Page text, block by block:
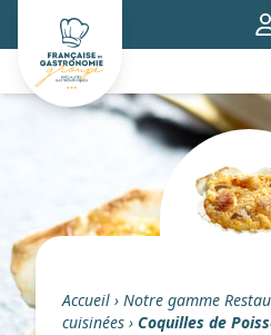
Accueil › Notre gamme
cuisinées › Coquilles de